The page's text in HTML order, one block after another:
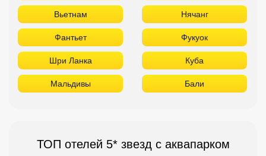
Вьетнам Нячанг
Фантьет Фукуок
Шри Ланка Куба
Мальдивы Бали
ТОП отелей 5* звезд с аквапарком